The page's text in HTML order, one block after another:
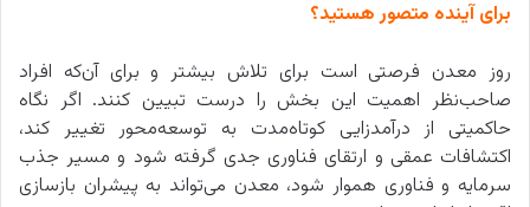
برای آینده متصور هستید؟
روز معدن فرصتی است برای تلاش بیشتر و برای آن‌که افراد
صاحب‌نظر اهمیت این بخش را درست تبیین کنند. اگر نگاه
حاکمیتی از درآمدزایی کوتاه‌مدت به توسعه‌محور تغییر کند،
اکتشافات عمقی و ارتقای فناوری جدی گرفته شود و مسیر جذب
سرمایه و فناوری هموار شود، معدن می‌تواند به پیشران بازسازی